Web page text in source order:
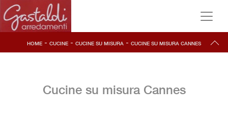
HOME - CUCINE - CUCINE SU MISURA - CUCINE SU MISURA CANNES
Cucine su misura Cannes